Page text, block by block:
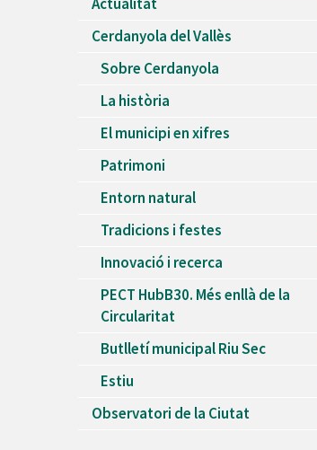
Recursos Humans
Del26/06/2026al30/08/2026
Patis oberts temporada d'estiu
Piscines d'estiu a Cerdanyola
Del01/06/2026al30/09/2026
Refugis climàtics a Cerdanyola
Jocs d'aigua del Parc Cordelles
Del01/07/2024al31/08/2026
Decorem! Conte 'La truita de nabius'
Cerdanyola del Vallès
Sobre Cerdanyola
La història
El municipi en xifres
Patrimoni
Entorn natural
Tradicions i festes
Innovació i recerca
PECT HubB30. Més enllà de la
Circularitat
Butlletí municipal Riu Sec
Estiu
Observatori de la Ciutat